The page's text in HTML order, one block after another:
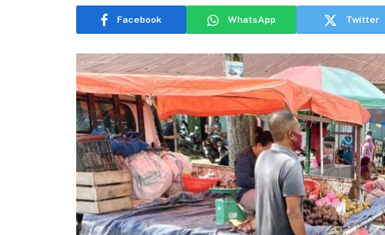
Facebook WhatsApp Twitter